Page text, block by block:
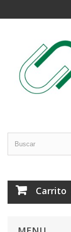
Carrito